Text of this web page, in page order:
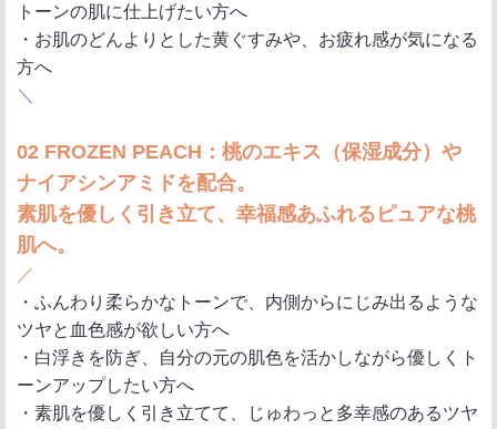
トーンの肌に仕上げたい方へ
・お肌のどんよりとした黄ぐすみや、お疲れ感が気になる
方へ
＼
02 FROZEN PEACH：桃のエキス（保湿成分）や
ナイアシンアミドを配合。
素肌を優しく引き立て、幸福感あふれるピュアな桃
肌へ。
／
・ふんわり柔らかなトーンで、内側からにじみ出るような
ツヤと血色感が欲しい方へ
・白浮きを防ぎ、自分の元の肌色を活かしながら優しくト
ーンアップしたい方へ
・素肌を優しく引き立てて、じゅわっと多幸感のあるツヤ